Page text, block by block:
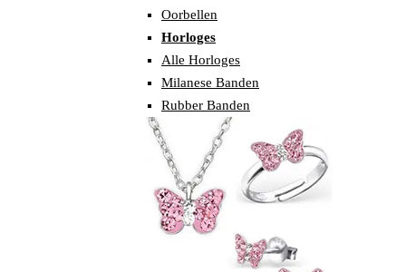
Oorbellen
Horloges
Alle Horloges
Milanese Banden
Rubber Banden